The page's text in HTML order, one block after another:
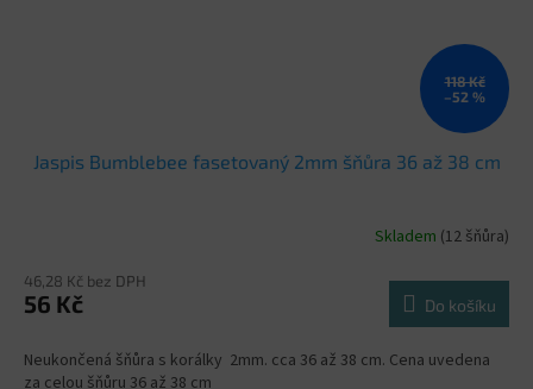
118 Kč
–52 %
Jaspis Bumblebee fasetovaný 2mm šňůra 36 až 38 cm
Skladem (12 šňůra)
46,28 Kč bez DPH
56 Kč Do košíku
Neukončená šňůra s korálky 2mm. cca 36 až 38 cm. Cena uvedena
za celou šňůru 36 až 38 cm